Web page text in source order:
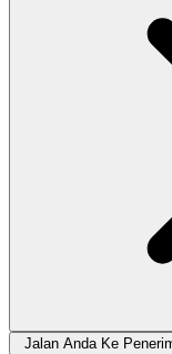
Jalan Anda Ke